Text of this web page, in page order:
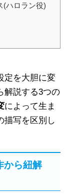
(ハロラン役)
定を大胆に変
解説する3つの
によって生ま
描写を区別し
から紐解